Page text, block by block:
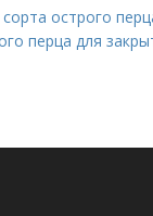
острого
перца для